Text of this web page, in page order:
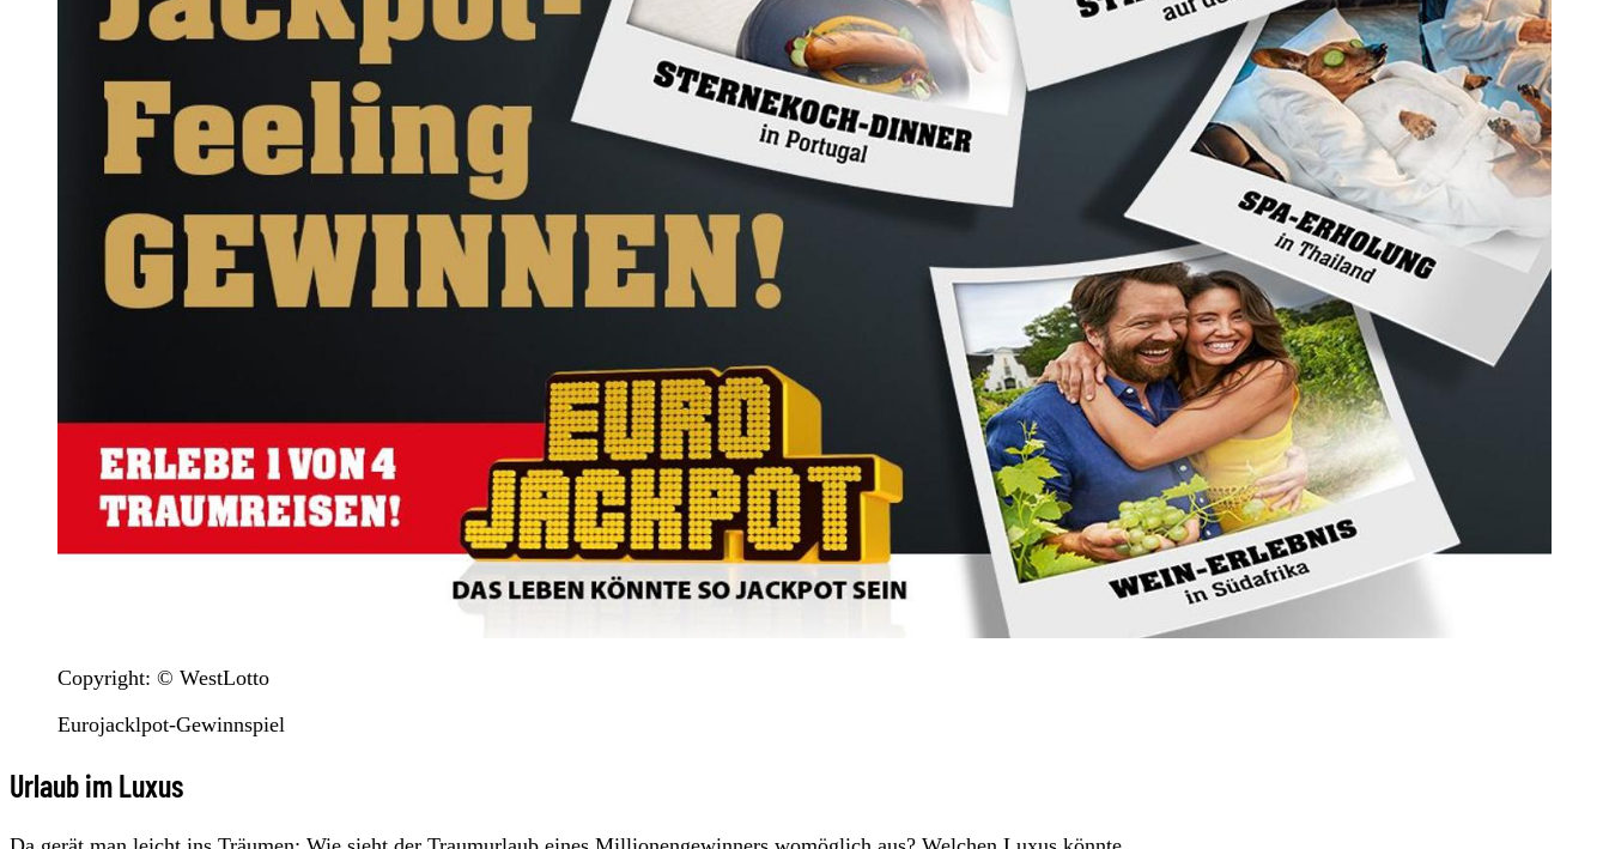
Copyright: © WestLotto
Eurojacklpot-Gewinnspiel
Urlaub im Luxus